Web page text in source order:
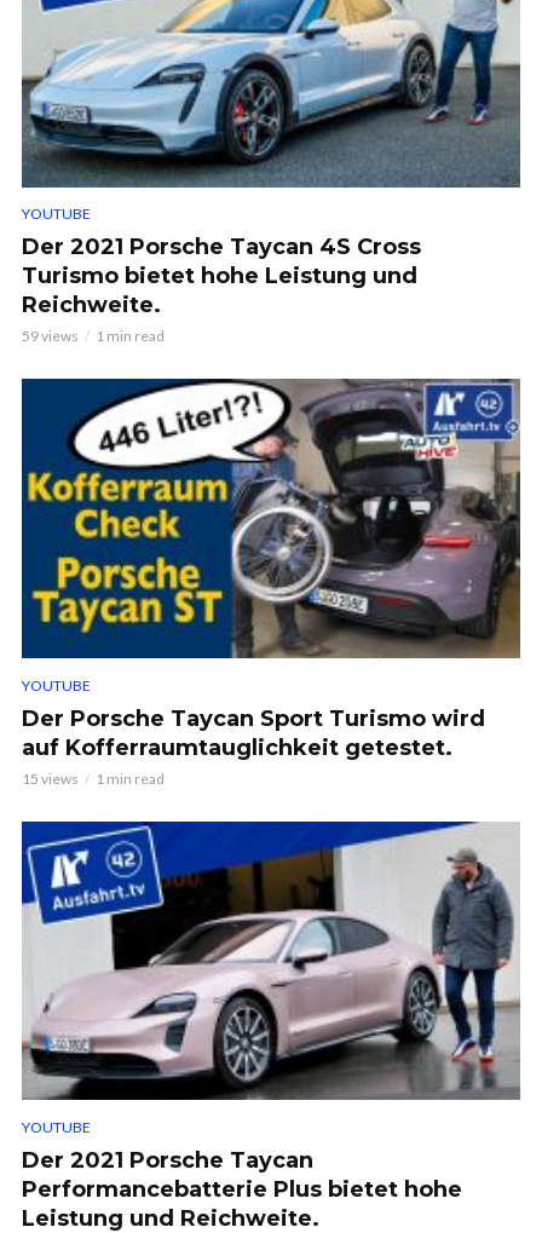
YOUTUBE
Der 2021 Porsche Taycan 4S Cross
Turismo bietet hohe Leistung und
Reichweite.
59 views 1 min read
YOUTUBE
Der Porsche Taycan Sport Turismo wird
auf Kofferraumtauglichkeit getestet.
15 views 1 min read
YOUTUBE
Der 2021 Porsche Taycan
Performancebatterie Plus bietet hohe
Leistung und Reichweite.